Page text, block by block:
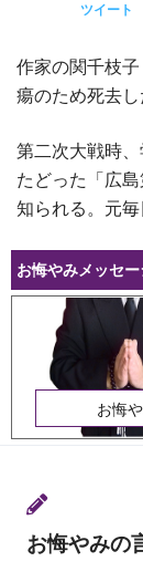
ツイート
作家の関千枝
瘍のため死去し
第二次大戦時
たどった「広
知られる。元毎
お悔やみメッセ
お悔
お悔やみの